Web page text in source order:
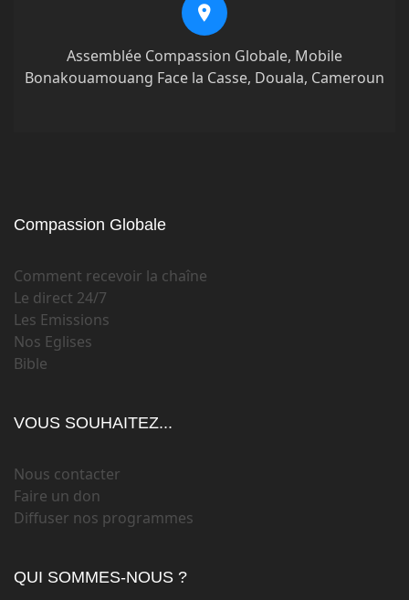
Assemblée Compassion Globale, Mobile
Bonakouamouang Face la Casse, Douala, Cameroun
Compassion Globale
Comment recevoir la chaîne
Le direct 24/7
Les Emissions
Nos Eglises
Bible
VOUS SOUHAITEZ...
Nous contacter
Faire un don
Diffuser nos programmes
QUI SOMMES-NOUS ?